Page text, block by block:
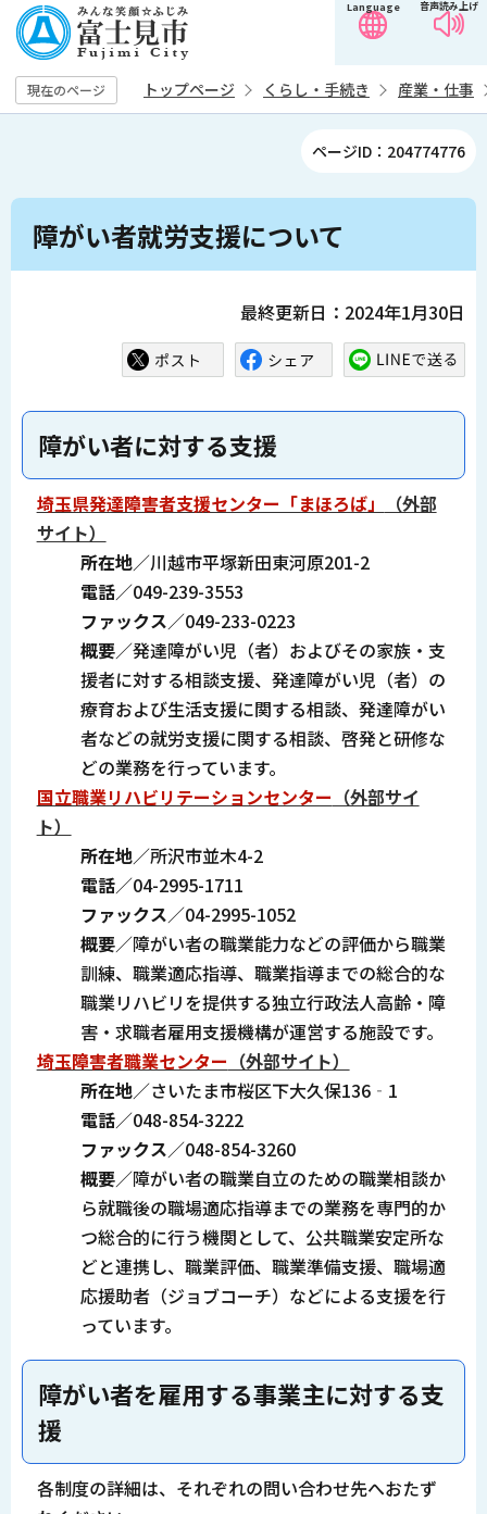
の
ペ
ー
す
音声読み上げ
Language
現在のページ トップページ くらし・手続き 産業・仕事
ページID：204774776
本
障がい者就労支援について
最終更新日：2024年1月30日
障がい者に対する支援
埼玉県発達障害者支援センター「まほろば」
（外部
サイト）
所在地／川越市平塚新田東河原201-2
電話／049-239-3553
ファックス／049-233-0223
概要／発達障がい児（者）およびその家族・支
援者に対する相談支援、発達障がい児（者）の
療育および生活支援に関する相談、発達障がい
者などの就労支援に関する相談、啓発と研修な
どの業務を行っています。
国立職業リハビリテーションセンター （外部サイ
ト）
所在地／所沢市並木4-2
電話／04-2995-1711
ファックス／04-2995-1052
概要／障がい者の職業能力などの評価から職業
訓練、職業適応指導、職業指導までの総合的な
職業リハビリを提供する独立行政法人高齢・障
害・求職者雇用支援機構が運営する施設です。
埼玉障害者職業センター （外部サイト）
所在地／さいたま市桜区下大久保136‐1
電話／048-854-3222
ファックス／048-854-3260
概要／障がい者の職業自立のための職業相談か
ら就職後の職場適応指導までの業務を専門的か
つ総合的に行う機関として、公共職業安定所な
どと連携し、職業評価、職業準備支援、職場適
応援助者（ジョブコーチ）などによる支援を行
っています。
障がい者を雇用する事業主に対する支
援
各制度の詳細は、それぞれの問い合わせ先へおたず